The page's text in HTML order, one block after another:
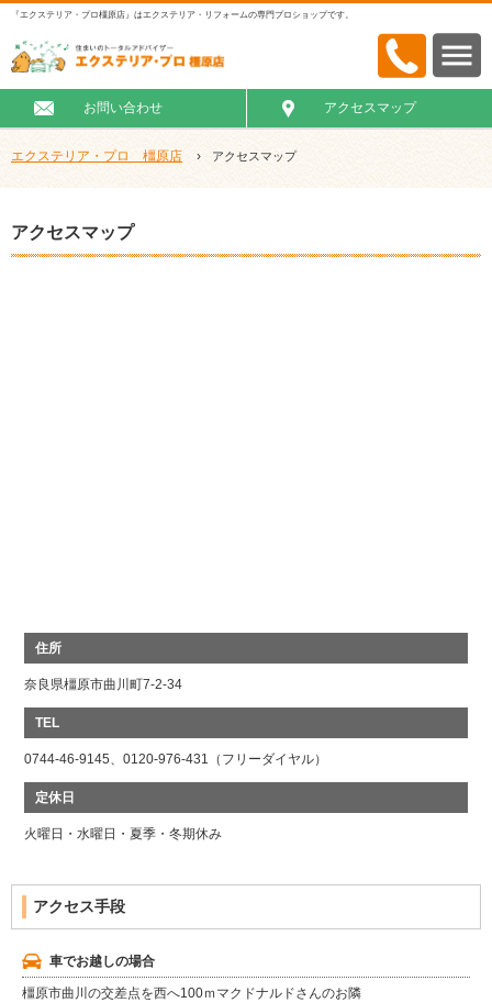
『エクステリア・プロ橿原店』はエクステリア・リフォームの専門プロショップです。
お問い合わせ アクセスマップ
エクステリア・プロ 橿原店 › アクセスマップ
アクセスマップ
奈良県橿原市曲川町7-2-34
0744-46-9145、0120-976-431（フリーダイヤル）
火曜日・水曜日・夏季・冬期休み
アクセス手段
車でお越しの場合
橿原市曲川の交差点を西へ100ｍマクドナルドさんのお隣